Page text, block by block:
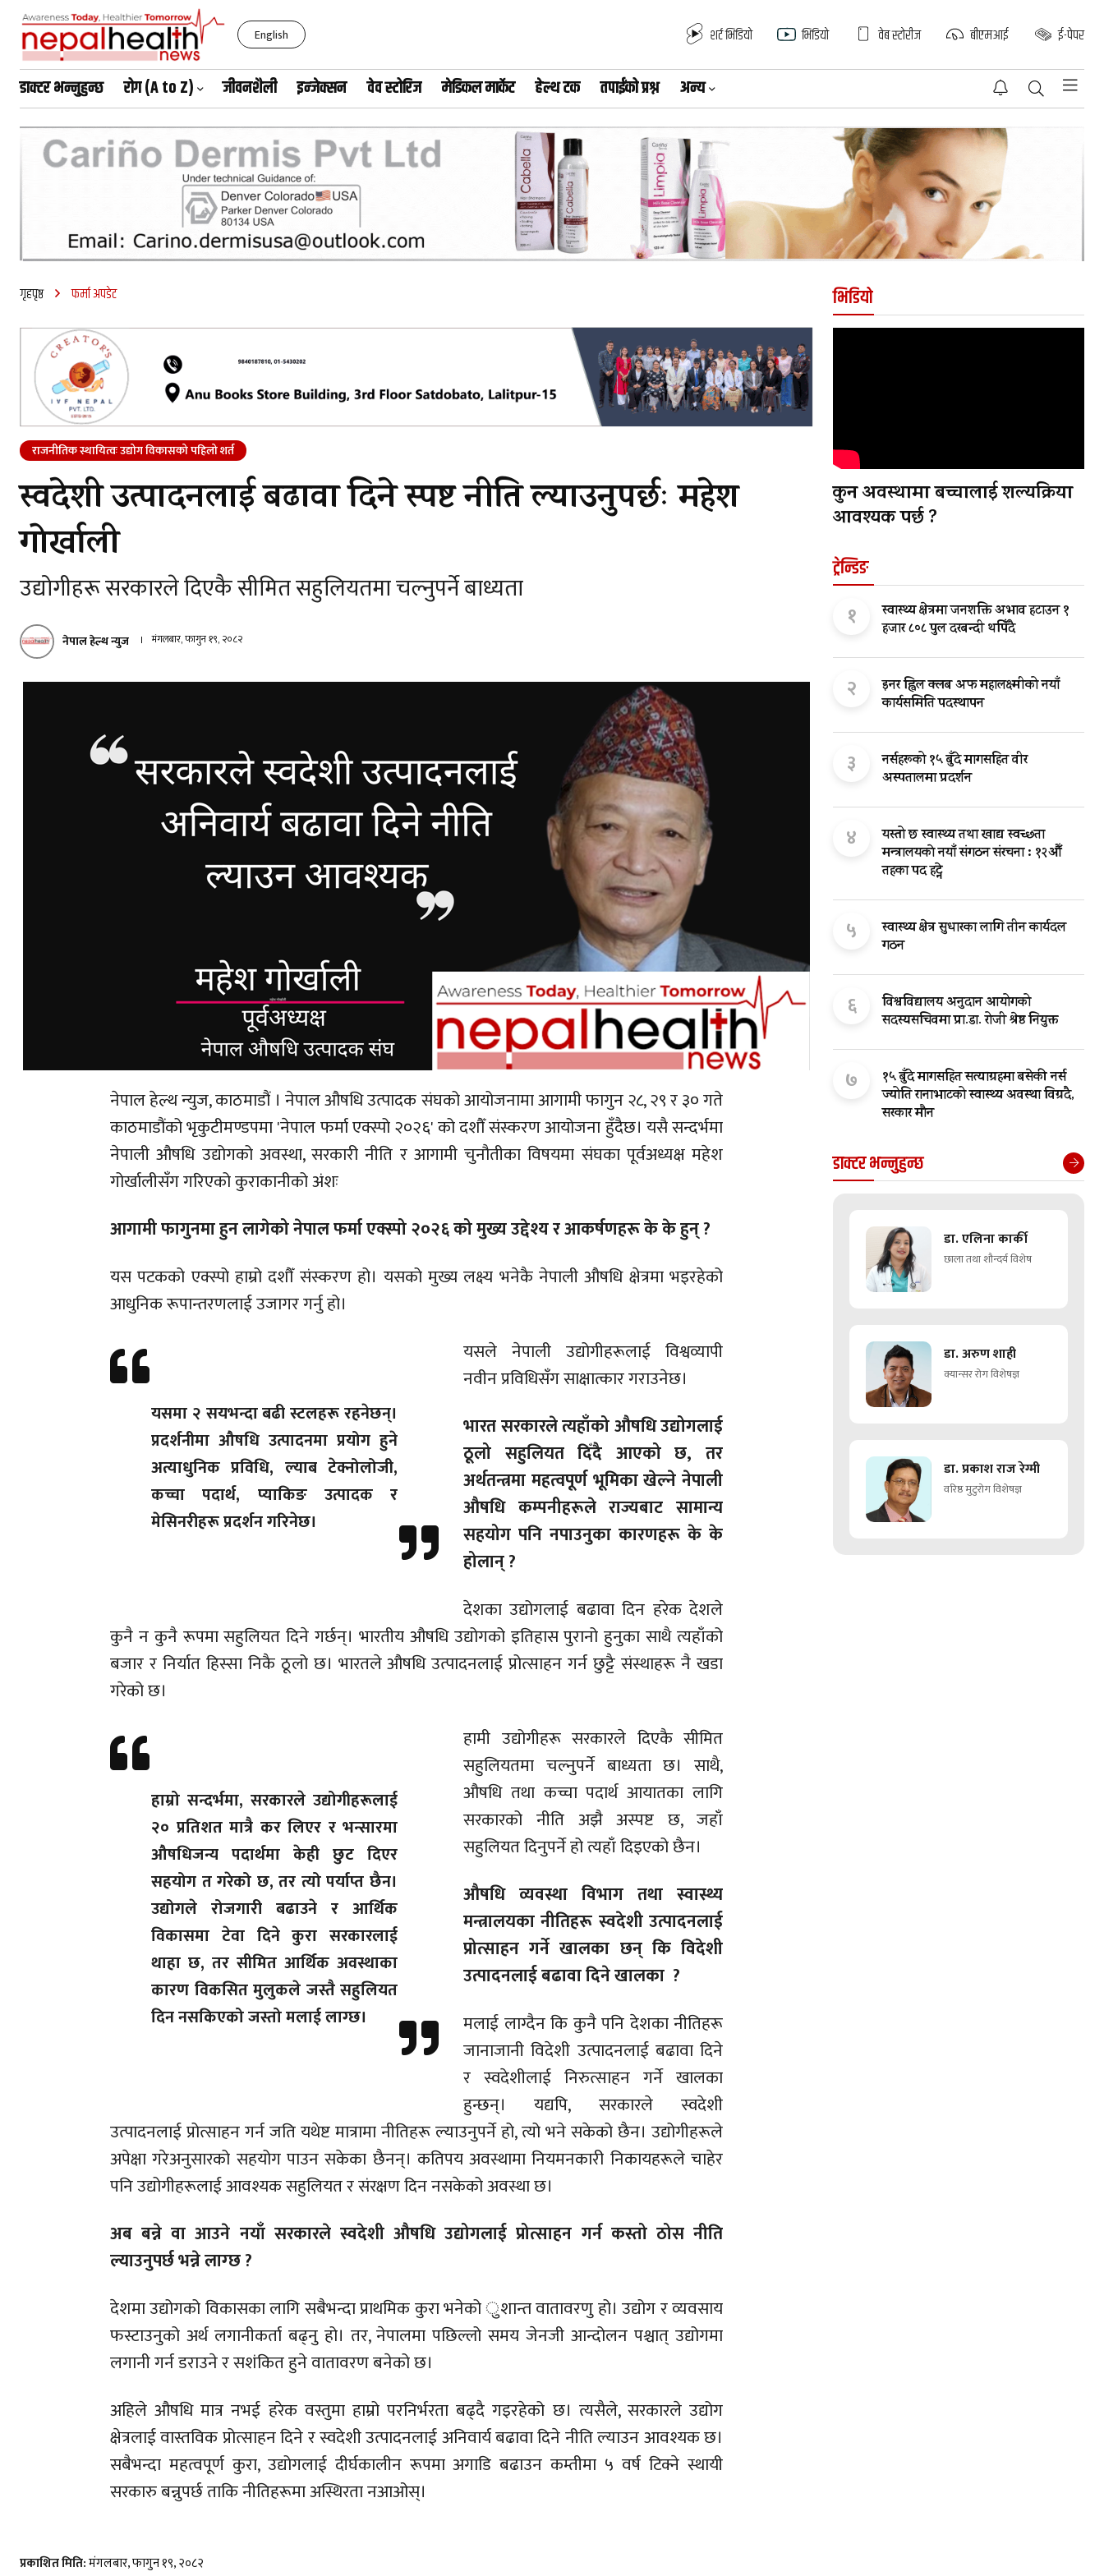
English शर्ट भिडियो भिडियो वेब स्टोरीज बीएमआई ई-पेपर
शनिबार, साउन २३, २०८३
डाक्टर भन्नुहुन्छ रोग (A to Z) जीवनशैली इन्जेक्सन वेव स्टोरिज मेडिकल मार्केट हेल्थ टक तपाईंको प्रश्न अन्य
गृहपृष्ठ फर्मा अपडेट
राजनीतिक स्थायित्वः उद्योग विकासको पहिलो शर्त
स्वदेशी उत्पादनलाई बढावा दिने स्पष्ट नीति ल्याउनुपर्छः महेश
गोर्खाली
उद्योगीहरू सरकारले दिएकै सीमित सहुलियतमा चल्नुपर्ने बाध्यता
नेपाल हेल्थ न्युज मंगलबार, फागुन १९, २०८२
नेपाल हेल्थ न्युज, काठमाडौं । नेपाल औषधि उत्पादक संघको आयोजनामा आगामी फागुन २८, २९ र ३० गते
काठमाडौंको भृकुटीमण्डपमा 'नेपाल फर्मा एक्स्पो २०२६' को दशौँ संस्करण आयोजना हुँदैछ। यसै सन्दर्भमा
नेपाली औषधि उद्योगको अवस्था, सरकारी नीति र आगामी चुनौतीका विषयमा संघका पूर्वअध्यक्ष महेश
गोर्खालीसँग गरिएको कुराकानीको अंशः
आगामी फागुनमा हुन लागेको नेपाल फर्मा एक्स्पो २०२६ को मुख्य उद्देश्य र आकर्षणहरू के के हुन् ?
यस पटकको एक्स्पो हाम्रो दशौँ संस्करण हो। यसको मुख्य लक्ष्य भनेकै नेपाली औषधि क्षेत्रमा भइरहेको
आधुनिक रूपान्तरणलाई उजागर गर्नु हो।
यसमा २ सयभन्दा बढी स्टलहरू रहनेछन्।
प्रदर्शनीमा औषधि उत्पादनमा प्रयोग हुने
अत्याधुनिक प्रविधि, ल्याब टेक्नोलोजी,
कच्चा पदार्थ, प्याकिङ उत्पादक र
मेसिनरीहरू प्रदर्शन गरिनेछ।
यसले नेपाली उद्योगीहरूलाई विश्वव्यापी
नवीन प्रविधिसँग साक्षात्कार गराउनेछ।
भारत सरकारले त्यहाँको औषधि उद्योगलाई
ठूलो सहुलियत दिँदै आएको छ, तर
अर्थतन्त्रमा महत्वपूर्ण भूमिका खेल्ने नेपाली
औषधि कम्पनीहरूले राज्यबाट सामान्य
सहयोग पनि नपाउनुका कारणहरू के के
होलान् ?
देशका उद्योगलाई बढावा दिन हरेक देशले
कुनै न कुनै रूपमा सहुलियत दिने गर्छन्। भारतीय औषधि उद्योगको इतिहास पुरानो हुनुका साथै त्यहाँको
बजार र निर्यात हिस्सा निकै ठूलो छ। भारतले औषधि उत्पादनलाई प्रोत्साहन गर्न छुट्टै संस्थाहरू नै खडा
गरेको छ।
हाम्रो सन्दर्भमा, सरकारले उद्योगीहरूलाई
२० प्रतिशत मात्रै कर लिएर र भन्सारमा
औषधिजन्य पदार्थमा केही छुट दिएर
सहयोग त गरेको छ, तर त्यो पर्याप्त छैन।
उद्योगले रोजगारी बढाउने र आर्थिक
विकासमा टेवा दिने कुरा सरकारलाई
थाहा छ, तर सीमित आर्थिक अवस्थाका
कारण विकसित मुलुकले जस्तै सहुलियत
दिन नसकिएको जस्तो मलाई लाग्छ।
हामी उद्योगीहरू सरकारले दिएकै सीमित
सहुलियतमा चल्नुपर्ने बाध्यता छ। साथै,
औषधि तथा कच्चा पदार्थ आयातका लागि
सरकारको नीति अझै अस्पष्ट छ, जहाँ
सहुलियत दिनुपर्ने हो त्यहाँ दिइएको छैन।
औषधि व्यवस्था विभाग तथा स्वास्थ्य
मन्त्रालयका नीतिहरू स्वदेशी उत्पादनलाई
प्रोत्साहन गर्ने खालका छन् कि विदेशी
उत्पादनलाई बढावा दिने खालका ?
मलाई लाग्दैन कि कुनै पनि देशका नीतिहरू
जानाजानी विदेशी उत्पादनलाई बढावा दिने
र स्वदेशीलाई निरुत्साहन गर्ने खालका
हुन्छन्। यद्यपि, सरकारले स्वदेशी
उत्पादनलाई प्रोत्साहन गर्न जति यथेष्ट मात्रामा नीतिहरू ल्याउनुपर्ने हो, त्यो भने सकेको छैन। उद्योगीहरूले
अपेक्षा गरेअनुसारको सहयोग पाउन सकेका छैनन्। कतिपय अवस्थामा नियमनकारी निकायहरूले चाहेर
पनि उद्योगीहरूलाई आवश्यक सहुलियत र संरक्षण दिन नसकेको अवस्था छ।
अब बन्ने वा आउने नयाँ सरकारले स्वदेशी औषधि उद्योगलाई प्रोत्साहन गर्न कस्तो ठोस नीति
ल्याउनुपर्छ भन्ने लाग्छ ?
देशमा उद्योगको विकासका लागि सबैभन्दा प्राथमिक कुरा भनेको ुशान्त वातावरणु हो। उद्योग र व्यवसाय
फस्टाउनुको अर्थ लगानीकर्ता बढ्नु हो। तर, नेपालमा पछिल्लो समय जेनजी आन्दोलन पश्चात् उद्योगमा
लगानी गर्न डराउने र सशंकित हुने वातावरण बनेको छ।
अहिले औषधि मात्र नभई हरेक वस्तुमा हाम्रो परनिर्भरता बढ्दै गइरहेको छ। त्यसैले, सरकारले उद्योग
क्षेत्रलाई वास्तविक प्रोत्साहन दिने र स्वदेशी उत्पादनलाई अनिवार्य बढावा दिने नीति ल्याउन आवश्यक छ।
सबैभन्दा महत्वपूर्ण कुरा, उद्योगलाई दीर्घकालीन रूपमा अगाडि बढाउन कम्तीमा ५ वर्ष टिक्ने स्थायी
सरकारु बन्नुपर्छ ताकि नीतिहरूमा अस्थिरता नआओस्।
प्रकाशित मिति:मंगलबार, फागुन १९, २०८२
भिडियो
कुन अवस्थामा बच्चालाई शल्यक्रिया
आवश्यक पर्छ ?
ट्रेन्डिङ
१
स्वास्थ्य क्षेत्रमा जनशक्ति अभाव हटाउन १
हजार ८०८ पुल दरबन्दी थपिँदै
२
इनर ह्विल क्लब अफ महालक्ष्मीको नयाँ
कार्यसमिति पदस्थापन
३
नर्सहरूको १५ बुँदे मागसहित वीर
अस्पतालमा प्रदर्शन
४
यस्तो छ स्वास्थ्य तथा खाद्य स्वच्छता
मन्त्रालयकाे नयाँ संगठन संरचना : १२औँ
तहका पद हट्ने
५
स्वास्थ्य क्षेत्र सुधारका लागि तीन कार्यदल
गठन
६
विश्वविद्यालय अनुदान आयोगको
सदस्यसचिवमा प्रा.डा. रोजी श्रेष्ठ नियुक्त
७
१५ बुँदे मागसहित सत्याग्रहमा बसेकी नर्स
ज्योति रानाभाटको स्वास्थ्य अवस्था विग्रदै,
सरकार मौन
डाक्टर भन्नुहुन्छ
डा. एलिना कार्की
छाला तथा शौन्दर्य विशेष
डा. अरुण शाही
क्यान्सर रोग विशेषज्ञ
डा. प्रकाश राज रेग्मी
वरिष्ठ मुटुरोग विशेषज्ञ